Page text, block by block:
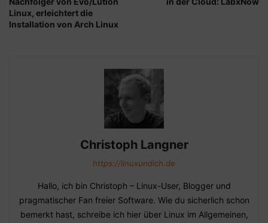
Linux, erleichtert die
Installation von Arch Linux
Christoph Langner
https://linuxundich.de
Hallo, ich bin Christoph – Linux-User, Blogger und
pragmatischer Fan freier Software. Wie du sicherlich schon
bemerkt hast, schreibe ich hier über Linux im Allgemeinen,